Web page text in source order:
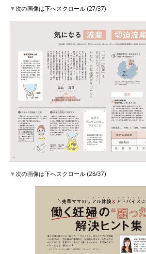
▼次の画像は下へスクロール (27/37)
▼次の画像は下へスクロール (28/37)